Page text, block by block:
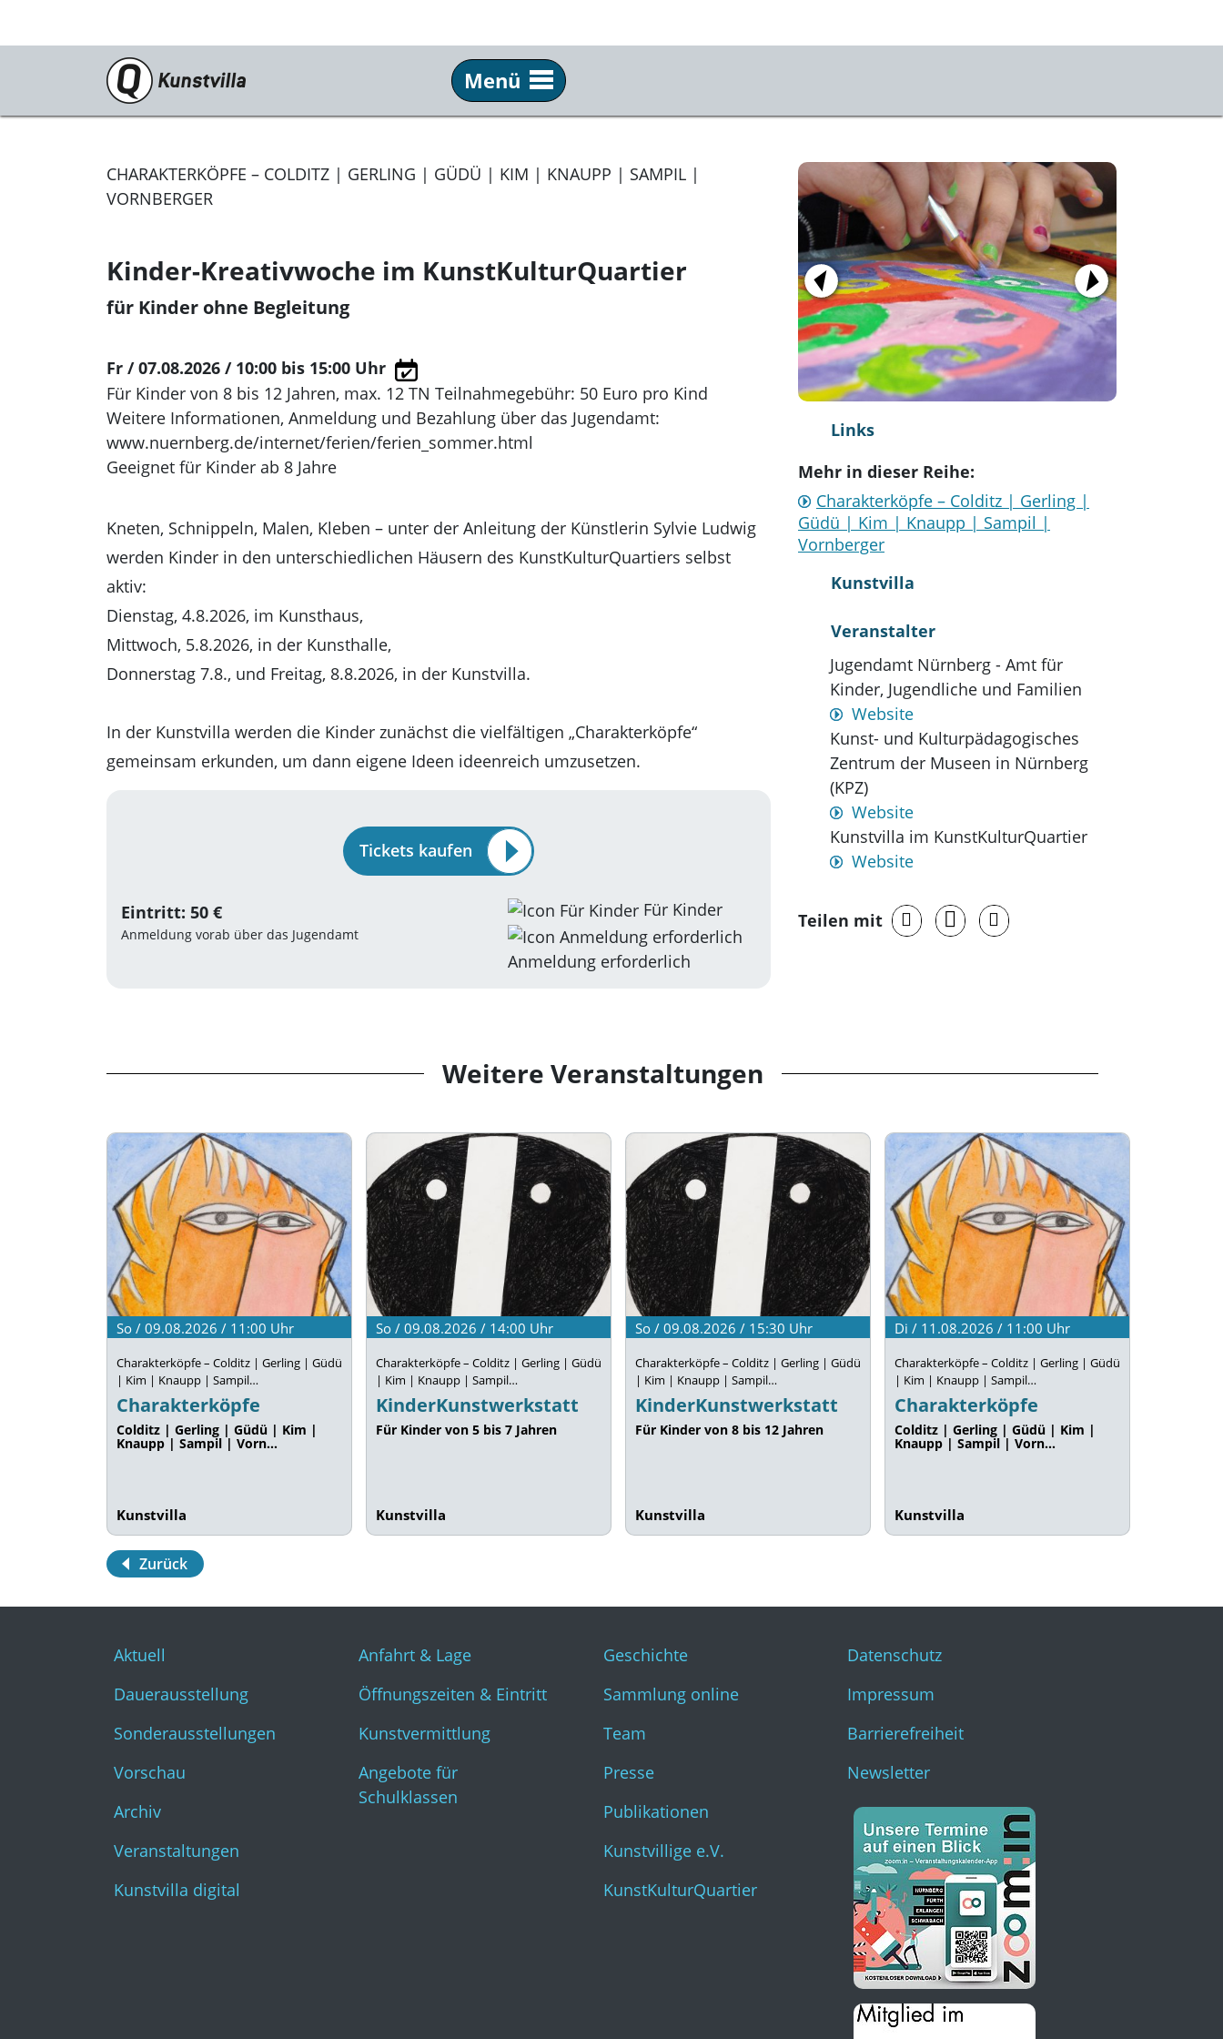
Menü
Programm
Dauerausstellung
Vorschau
Archiv
Kunstvilla digital
Besuch
Angebote für Schulklassen
Museum
Sammlung online
Team
Presse
Publikationen
Kunstvillige e.V.
KunstKulturQuartier
CHARAKTERKÖPFE – COLDITZ | GERLING | GÜDÜ | KIM | KNAUPP | SAMPIL |
VORNBERGER
Kinder-Kreativwoche im KunstKulturQuartier
für Kinder ohne Begleitung
Fr / 07.08.2026 / 10:00 bis 15:00 Uhr
Für Kinder von 8 bis 12 Jahren, max. 12 TN Teilnahmegebühr: 50 Euro pro Kind
Weitere Informationen, Anmeldung und Bezahlung über das Jugendamt:
www.nuernberg.de/internet/ferien/ferien_sommer.html
Geeignet für Kinder ab 8 Jahre
Kneten, Schnippeln, Malen, Kleben – unter der Anleitung der Künstlerin Sylvie Ludwig
werden Kinder in den unterschiedlichen Häusern des KunstKulturQuartiers selbst
aktiv:
Dienstag, 4.8.2026, im Kunsthaus,
Mittwoch, 5.8.2026, in der Kunsthalle,
Donnerstag 7.8., und Freitag, 8.8.2026, in der Kunstvilla.
In der Kunstvilla werden die Kinder zunächst die vielfältigen „Charakterköpfe“
gemeinsam erkunden, um dann eigene Ideen ideenreich umzusetzen.
Tickets kaufen
Eintritt: 50 €
Anmeldung vorab über das Jugendamt
Für Kinder
Anmeldung erforderlich
Links
Mehr in dieser Reihe:
Charakterköpfe – Colditz | Gerling |
Güdü | Kim | Knaupp | Sampil |
Vornberger
Kunstvilla
Veranstalter
Jugendamt Nürnberg - Amt für
Kinder, Jugendliche und Familien
Website
Kunst- und Kulturpädagogisches
Zentrum der Museen in Nürnberg
(KPZ)
Website
Kunstvilla im KunstKulturQuartier
Website
Teilen mit
Weitere Veranstaltungen
So / 09.08.2026 / 11:00 Uhr
Charakterköpfe – Colditz | Gerling | Güdü
| Kim | Knaupp | Sampil…
Charakterköpfe
Colditz | Gerling | Güdü | Kim |
Knaupp | Sampil | Vorn…
Kunstvilla
So / 09.08.2026 / 14:00 Uhr
Charakterköpfe – Colditz | Gerling | Güdü
| Kim | Knaupp | Sampil…
KinderKunstwerkstatt
Für Kinder von 5 bis 7 Jahren
Kunstvilla
So / 09.08.2026 / 15:30 Uhr
Charakterköpfe – Colditz | Gerling | Güdü
| Kim | Knaupp | Sampil…
KinderKunstwerkstatt
Für Kinder von 8 bis 12 Jahren
Kunstvilla
Di / 11.08.2026 / 11:00 Uhr
Charakterköpfe – Colditz | Gerling | Güdü
| Kim | Knaupp | Sampil…
Charakterköpfe
Colditz | Gerling | Güdü | Kim |
Knaupp | Sampil | Vorn…
Kunstvilla
Zurück
Aktuell
Dauerausstellung
Sonderausstellungen
Vorschau
Archiv
Veranstaltungen
Kunstvilla digital
Anfahrt & Lage
Öffnungszeiten & Eintritt
Kunstvermittlung
Angebote für
Schulklassen
Geschichte
Sammlung online
Team
Presse
Publikationen
Kunstvillige e.V.
KunstKulturQuartier
Datenschutz
Impressum
Barrierefreiheit
Newsletter